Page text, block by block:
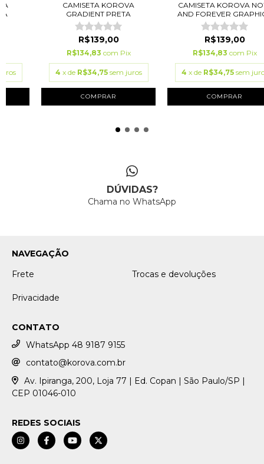
CAMISETA KOROVA
GRADIENT PRETA
R$139,00
R$134,83 com Pix
4 x de R$34,75 sem juros
COMPRAR
CAMISETA KOROVA
AND FOREVER
R$139,00
R$134,83 com Pix
4 x de R$34,75 sem
COMPRAR
DÚVIDAS?
Chama no WhatsApp
NAVEGAÇÃO
Frete
Trocas e devoluções
Privacidade
CONTATO
WhatsApp 48 9187 9155
contato@korova.com.br
Av. Ipiranga, 200, Loja 77 | Ed. Copan | São Paulo/SP |
CEP 01046-010
REDES SOCIAIS